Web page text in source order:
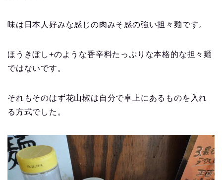
味は日本人好みな感じの肉みそ感の強い担々麺です。
ほうきぼし+のような香辛料たっぷりな本格的な担々麺
ではないです。
それもそのはず花山椒は自分で卓上にあるものを入れ
る方式でした。